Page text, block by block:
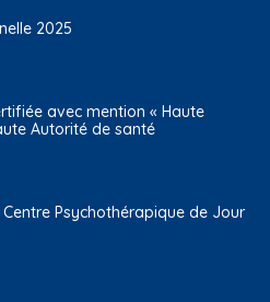
2025
avec mention « Haute
Autorité de santé
Psychothérapique de Jour